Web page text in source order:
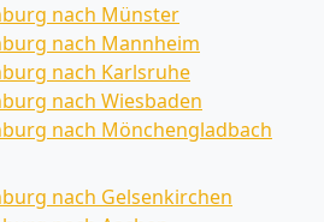
nach Münster
nach Mannheim
nach Karlsruhe
nach Wiesbaden
nach Mönchen­gladbach
nach Gelsenkirchen